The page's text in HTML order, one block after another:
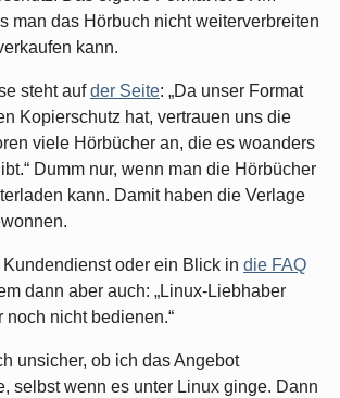
man das Hörbuch nicht weiterverbreiten
kann.
steht aufder Seite: „Da unser Format
Kopierschutz hat, vertrauen uns die
viele Hörbücher an, die es woanders
Dumm nur, wenn man die Hörbücher
kann. Damit haben die Verlage
oder ein Blick in die FAQ
dann aber auch: „Linux-Liebhaber
noch nicht bedienen.“
unsicher, ob ich das Angebot
selbst wenn es unter Linux ginge. Dann